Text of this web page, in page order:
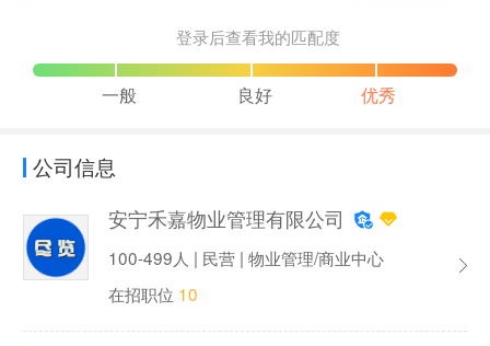
登录后查看我的匹配度
一般 良好 优秀
公司信息
安宁禾嘉物业管理有限公司
100-499人 | 民营 | 物业管理/商业中心
在招职位 10